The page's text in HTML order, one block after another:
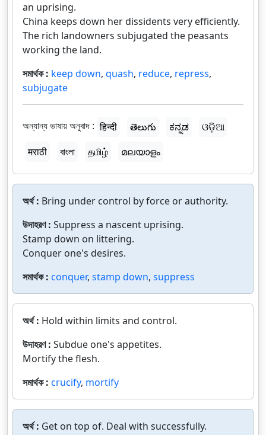
an uprising.
China keeps down her dissidents very efficiently.
The rich landowners subjugated the peasants
working the land.
সমার্থক : keep down, quash, reduce, repress,
subjugate
অন্যান্য ভাষায় অনুবাদ : हिन्दी తెలుగు ಕನ್ನಡ
ଓଡ଼ିଆ
मराठी
বাংলা தமிழ் മലയാളം
অর্থ : Bring under control by force or authority.
উদাহরণ : Suppress a nascent uprising.
Stamp down on littering.
Conquer one's desires.
সমার্থক : conquer, stamp down, suppress
অর্থ : Hold within limits and control.
উদাহরণ : Subdue one's appetites.
Mortify the flesh.
সমার্থক : crucify, mortify
অর্থ : Get on top of. Deal with successfully.